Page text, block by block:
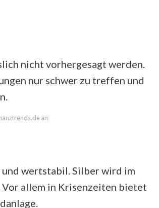
nicht vorhergesagt werden.
nur schwer zu treffen und
an
wertstabil. Silber wird im
allem in Krisenzeiten bietet